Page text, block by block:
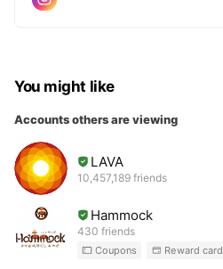
You might like
Accounts others are viewing
LAVA
10,457,189 friends
Hammock
430 friends
Coupons Reward card